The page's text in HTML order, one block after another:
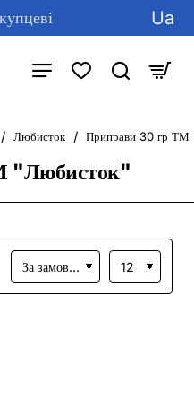
Ua
"Любисток"
Любисток Приправи 30 гр ТМ